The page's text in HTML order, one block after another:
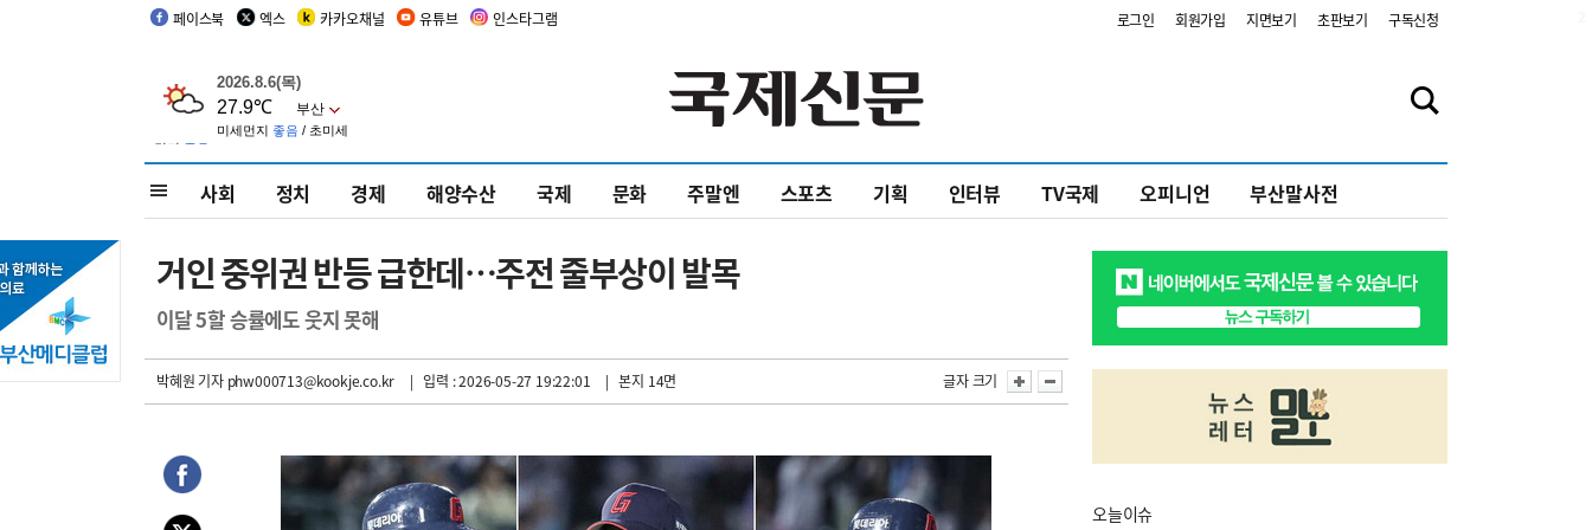
페이스북 엑스 카카오채널 유튜브 인스타그램 로그인 회원가입 지면보기 초판보기 구독신청
사회 정치 경제 해양수산 국제 문화 주말엔 스포츠 기획 인터뷰 TV국제 오피니언 부산말사전
거인 중위권 반등 급한데…주전 줄부상이 발목
이달 5할 승률에도 웃지 못해
박혜원 기자phw000713@kookje.co.kr | 입력 : 2026-05-27 19:22:01 | 본지 14면 글자 크기
오늘이슈